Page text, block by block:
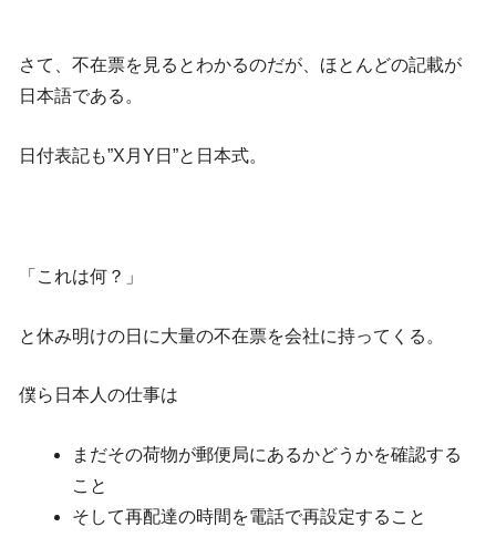
さて、不在票を見るとわかるのだが、ほとんどの記載が
日本語である。
日付表記も”X月Y日”と日本式。
「これは何？」
と休み明けの日に大量の不在票を会社に持ってくる。
僕ら日本人の仕事は
まだその荷物が郵便局にあるかどうかを確認する
こと
そして再配達の時間を電話で再設定すること